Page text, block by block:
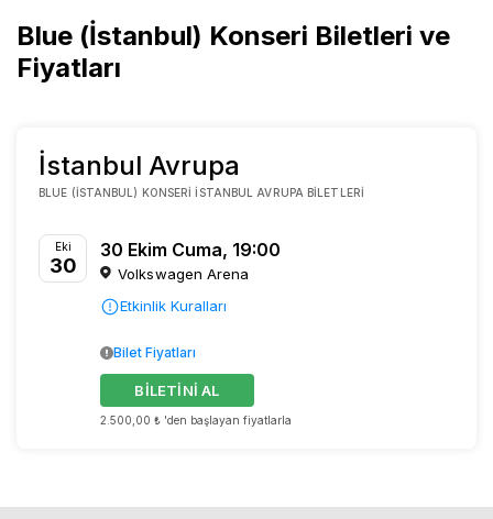
Blue (İstanbul) Konseri Biletleri ve
Fiyatları
İstanbul Avrupa
BLUE (İSTANBUL) KONSERI İSTANBUL AVRUPA BILETLERI
Eki
30
30 Ekim Cuma, 19:00
Volkswagen Arena
Etkinlik Kuralları
2.500,00 ₺ 'den başlayan fiyatlarla
BİLETİNİ AL
Bilet Fiyatları